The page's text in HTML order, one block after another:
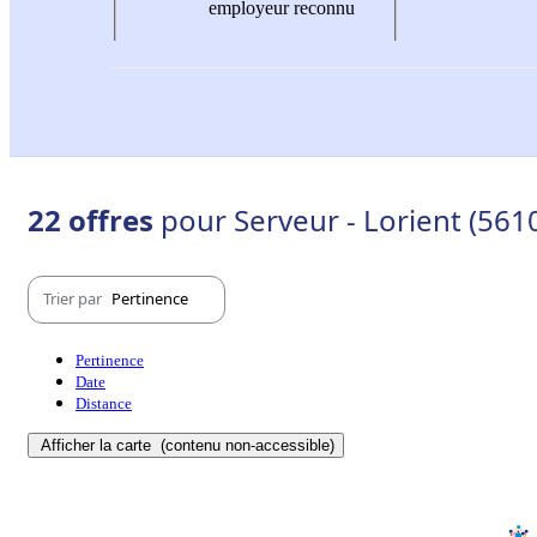
employeur reconnu
22 offres pour Serveur - Lorient
Trier par Pertinence
Pertinence
Date
Distance
Afficher la carte (contenu non-accessible)